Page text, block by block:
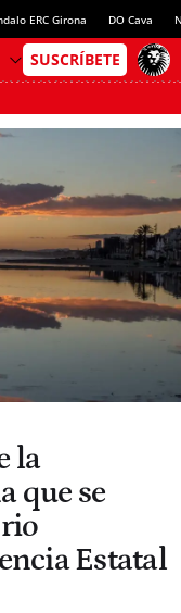
ERC Girona DO Cava
la
que se
Estatal